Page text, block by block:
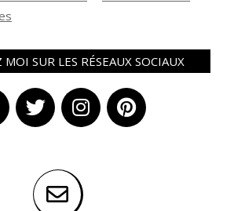
MOI SUR LES RÉSEAUX SOCIAUX